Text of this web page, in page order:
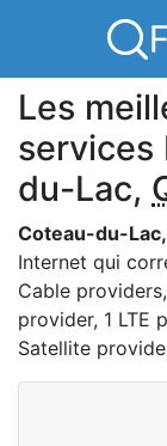
Les
services
du-Lac,
Coteau-du-Lac,
Internet qui
Cable
provider, 1 LTE
Satellite